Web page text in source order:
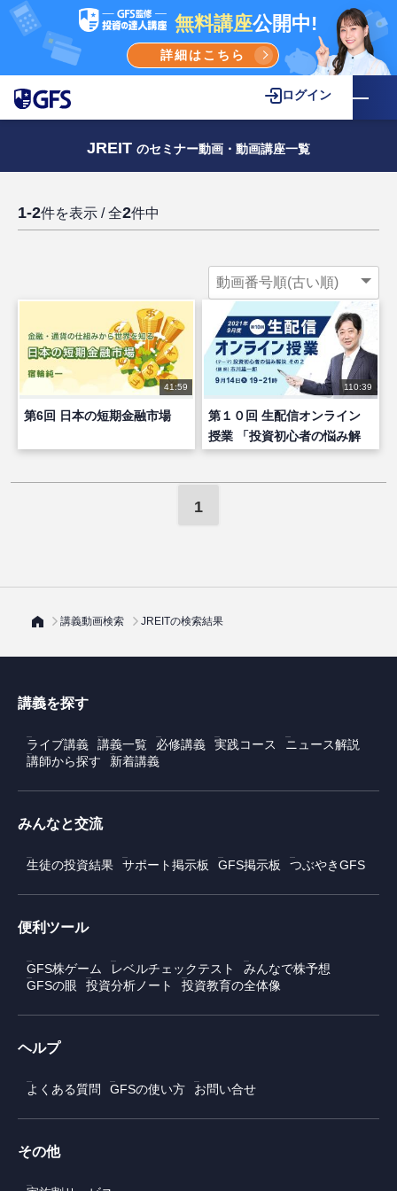
無料講座公開中!
詳細はこちら
ログイン
JREIT のセミナー動画・動画講座一覧
1-2件を表示 / 全2件中
41:59
第6回 日本の短期金融市場
110:39
第１０回 生配信オンライン
授業 「投資初心者の悩み解
決２」
1
講義動画検索 JREITの検索結果
講義を探す
ライブ講義 講義一覧 必修講義 実践コース
ニュース解説
講師から探す
新着講義
みんなと交流
生徒の投資結果 サポート掲示板 GFS掲示板 つぶやきGFS
便利ツール
GFS株ゲーム レベルチェックテスト
みんなで株予想
GFSの眼
投資分析ノート 投資教育の全体像
ヘルプ
よくある質問 GFSの使い方 お問い合せ
その他